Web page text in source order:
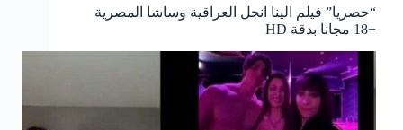
“حصريا” فيلم الينا انجل العراقية وساشا المصرية
+18 مجانا بدقة HD